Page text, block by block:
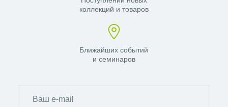
коллекций и товаров
Ближайших событий
и семинаров